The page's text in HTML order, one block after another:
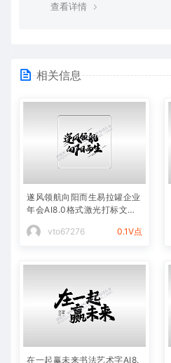
查看详情
相关信息
遂风领航向阳而生易拉罐企业
年会AI8.0格式激光打标文件
vto67276
0.1V点
在一起赢未来书法艺术字AI8.